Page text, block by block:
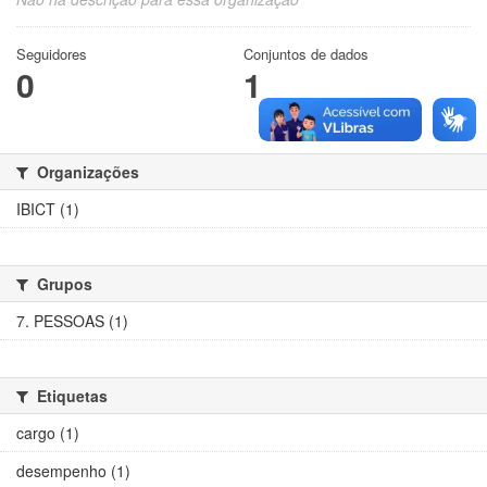
Seguidores
0
Conjuntos de dados
1
Organizações
IBICT (1)
Grupos
7. PESSOAS (1)
Etiquetas
cargo (1)
desempenho (1)